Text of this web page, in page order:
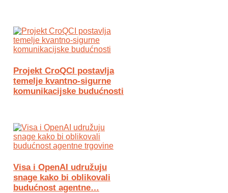
Projekt CroQCI postavlja
temelje kvantno-sigurne
komunikacijske budućnosti
Visa i OpenAI udružuju
snage kako bi oblikovali
budućnost agentne…